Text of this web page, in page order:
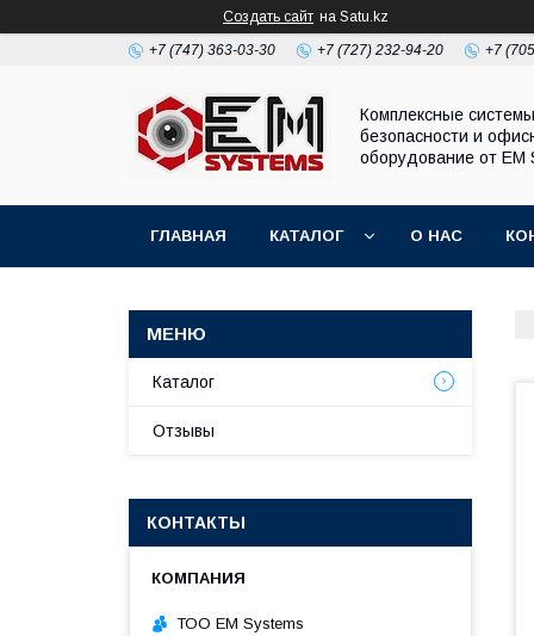
Создать сайт на Satu.kz
+7 (747) 363-03-30 +7 (727) 232-94-20 +7
Комплексные системы
безопасности и
оборудование от EM
ГЛАВНАЯ КАТАЛОГ О НАС
Каталог
Отзывы
КОНТАКТЫ
ТОО EM Systems